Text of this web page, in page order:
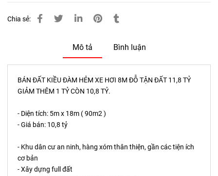
Chia sẻ:
Mô tả Bình luận
BÁN ĐẤT KIỀU ĐÀM HẺM XE HƠI 8M ĐỖ TẬN ĐẤT 11,8 TỶ
GIẢM THÊM 1 TỶ CÒN 10,8 TỶ.
- Diện tích: 5m x 18m ( 90m2 )
- Giá bán: 10,8 tỷ
- Khu dân cư an ninh, hàng xóm thân thiện, gần các tiện ích
cơ bản
- Xây dựng full đất